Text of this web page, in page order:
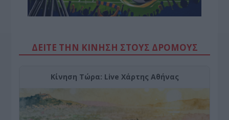
ΔΕΙΤΕ ΤΗΝ ΚΙΝΗΣΗ ΣΤΟΥΣ ΔΡΌΜΟΥΣ
Κίνηση Τώρα: Live Χάρτης Αθήνας